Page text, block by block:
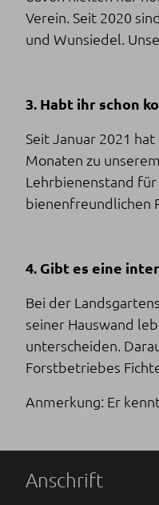
Verein. Seit 2020
und Wunsiedel.
3. Habt ihr schon
Seit Januar 2021
Monaten zu
Lehrbienenstand
bienenfreundlichen
4. Gibt es eine
Bei der
seiner Hauswand
unterscheiden.
Forstbetriebes
Anmerkung: Er
Anschrift